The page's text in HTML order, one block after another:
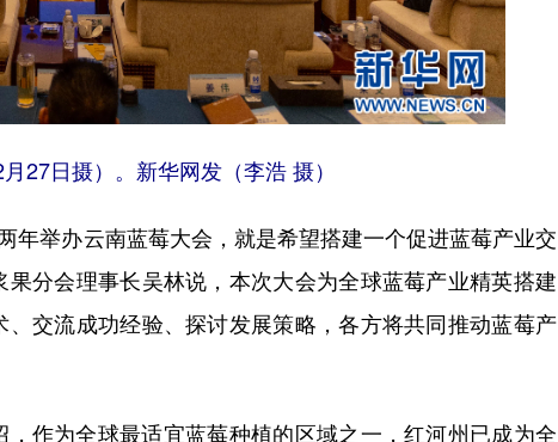
27日摄）。新华网发（李浩 摄）
举办云南蓝莓大会，就是希望搭建一个促进蓝莓产业交
分会理事长吴林说，本次大会为全球蓝莓产业精英搭建
交流成功经验、探讨发展策略，各方将共同推动蓝莓产
为全球最适宜蓝莓种植的区域之一，红河州已成为全